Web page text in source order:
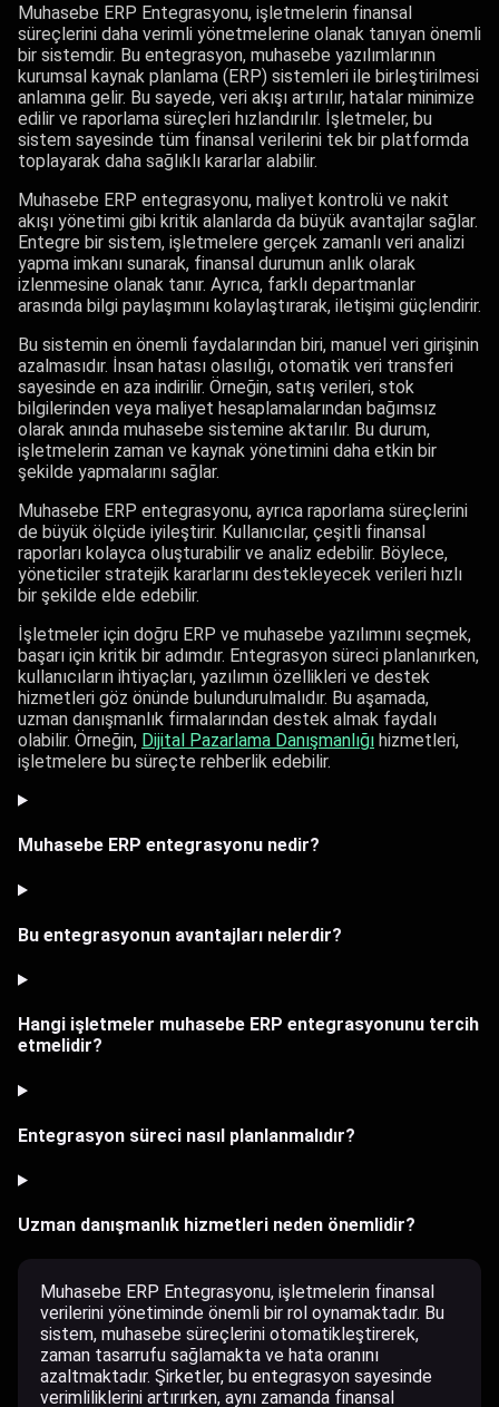
Muhasebe ERP Entegrasyonu, işletmelerin finansal
süreçlerini daha verimli yönetmelerine olanak tanıyan önemli
bir sistemdir. Bu entegrasyon, muhasebe yazılımlarının
kurumsal kaynak planlama (ERP) sistemleri ile birleştirilmesi
anlamına gelir. Bu sayede, veri akışı artırılır, hatalar minimize
edilir ve raporlama süreçleri hızlandırılır. İşletmeler, bu
sistem sayesinde tüm finansal verilerini tek bir platformda
toplayarak daha sağlıklı kararlar alabilir.
Muhasebe ERP entegrasyonu, maliyet kontrolü ve nakit
akışı yönetimi gibi kritik alanlarda da büyük avantajlar sağlar.
Entegre bir sistem, işletmelere gerçek zamanlı veri analizi
yapma imkanı sunarak, finansal durumun anlık olarak
izlenmesine olanak tanır. Ayrıca, farklı departmanlar
arasında bilgi paylaşımını kolaylaştırarak, iletişimi güçlendirir.
Bu sistemin en önemli faydalarından biri, manuel veri girişinin
azalmasıdır. İnsan hatası olasılığı, otomatik veri transferi
sayesinde en aza indirilir. Örneğin, satış verileri, stok
bilgilerinden veya maliyet hesaplamalarından bağımsız
olarak anında muhasebe sistemine aktarılır. Bu durum,
işletmelerin zaman ve kaynak yönetimini daha etkin bir
şekilde yapmalarını sağlar.
Muhasebe ERP entegrasyonu, ayrıca raporlama süreçlerini
de büyük ölçüde iyileştirir. Kullanıcılar, çeşitli finansal
raporları kolayca oluşturabilir ve analiz edebilir. Böylece,
yöneticiler stratejik kararlarını destekleyecek verileri hızlı
bir şekilde elde edebilir.
İşletmeler için doğru ERP ve muhasebe yazılımını seçmek,
başarı için kritik bir adımdır. Entegrasyon süreci planlanırken,
kullanıcıların ihtiyaçları, yazılımın özellikleri ve destek
hizmetleri göz önünde bulundurulmalıdır. Bu aşamada,
uzman danışmanlık firmalarından destek almak faydalı
olabilir. Örneğin, Dijital Pazarlama Danışmanlığı hizmetleri,
işletmelere bu süreçte rehberlik edebilir.
Muhasebe ERP entegrasyonu nedir?
Bu entegrasyonun avantajları nelerdir?
Hangi işletmeler muhasebe ERP entegrasyonunu tercih
etmelidir?
Entegrasyon süreci nasıl planlanmalıdır?
Uzman danışmanlık hizmetleri neden önemlidir?
Muhasebe ERP Entegrasyonu, işletmelerin finansal
verilerini yönetiminde önemli bir rol oynamaktadır. Bu
sistem, muhasebe süreçlerini otomatikleştirerek,
zaman tasarrufu sağlamakta ve hata oranını
azaltmaktadır. Şirketler, bu entegrasyon sayesinde
verimliliklerini artırırken, aynı zamanda finansal